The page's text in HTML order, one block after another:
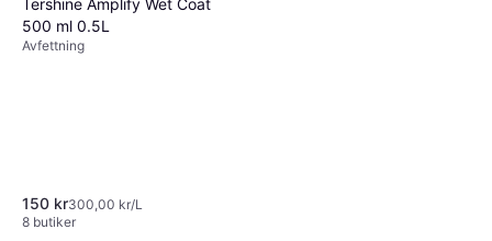
Tershine Amplify Wet Coat
500 ml 0.5L
Avfettning
150 kr300,00 kr/L
8 butiker